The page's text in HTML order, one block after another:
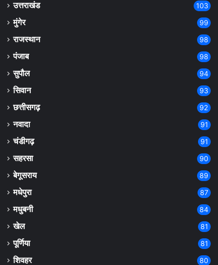
उत्तराखंड 103
मुंगेर 99
राजस्थान 98
पंजाब 98
सुपौल 94
सिवान 93
छत्तीसगढ़ 92
नवादा 91
चंडीगढ़ 91
सहरसा 90
बेगूसराय 89
मधेपुरा 87
मधुबनी 84
खेल 81
पूर्णिया 81
शिवहर 80